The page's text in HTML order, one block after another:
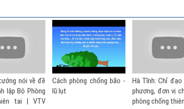
Cách phòng chống bão -
lũ lụt
Hà Tĩnh: Chỉ đạo các địa
phương, đơn vị chủ động
phòng chống thiên tai
Kỹ
thiên
toàn